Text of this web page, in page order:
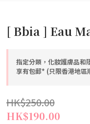
[ Bbia ] Eau
指定分類，化妝護膚品和
享有包郵* (只限香港地區
HK$250.00
HK$190.00